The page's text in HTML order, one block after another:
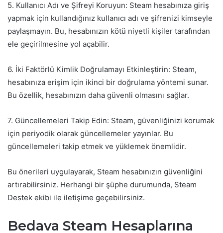
5. Kullanıcı Adı ve Şifreyi Koruyun: Steam hesabınıza giriş
yapmak için kullandığınız kullanıcı adı ve şifrenizi kimseyle
paylaşmayın. Bu, hesabınızın kötü niyetli kişiler tarafından
ele geçirilmesine yol açabilir.
6. İki Faktörlü Kimlik Doğrulamayı Etkinleştirin: Steam,
hesabınıza erişim için ikinci bir doğrulama yöntemi sunar.
Bu özellik, hesabınızın daha güvenli olmasını sağlar.
7. Güncellemeleri Takip Edin: Steam, güvenliğinizi korumak
için periyodik olarak güncellemeler yayınlar. Bu
güncellemeleri takip etmek ve yüklemek önemlidir.
Bu önerileri uygulayarak, Steam hesabınızın güvenliğini
artırabilirsiniz. Herhangi bir şüphe durumunda, Steam
Destek ekibi ile iletişime geçebilirsiniz.
Bedava Steam Hesaplarına